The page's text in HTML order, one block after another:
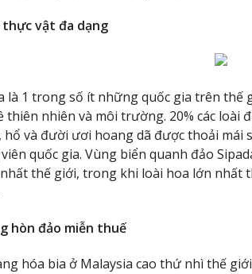
thực vật đa dạng
là 1 trong số ít những quốc gia trên thế
thiên nhiên và môi trường. 20% các
hổ và đười ươi hoang dã được thoải
quốc gia. Vùng biển quanh đảo
thế giới, trong khi loài hoa lớn nhất
hòn đảo miễn thuế
hóa bia ở Malaysia cao thứ nhì thế